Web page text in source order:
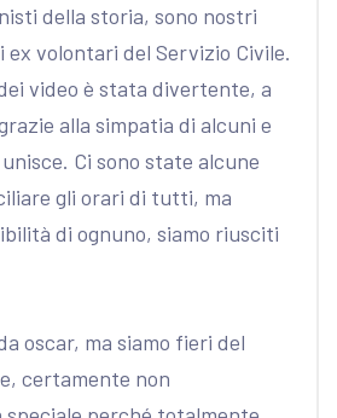
della storia, sono nostri
ex volontari del Servizio Civile.
video è stata divertente, a
alla simpatia di alcuni e
Ci sono state alcune
gli orari di tutti, ma
di ognuno, siamo riusciti
oscar, ma siamo fieri del
certamente non